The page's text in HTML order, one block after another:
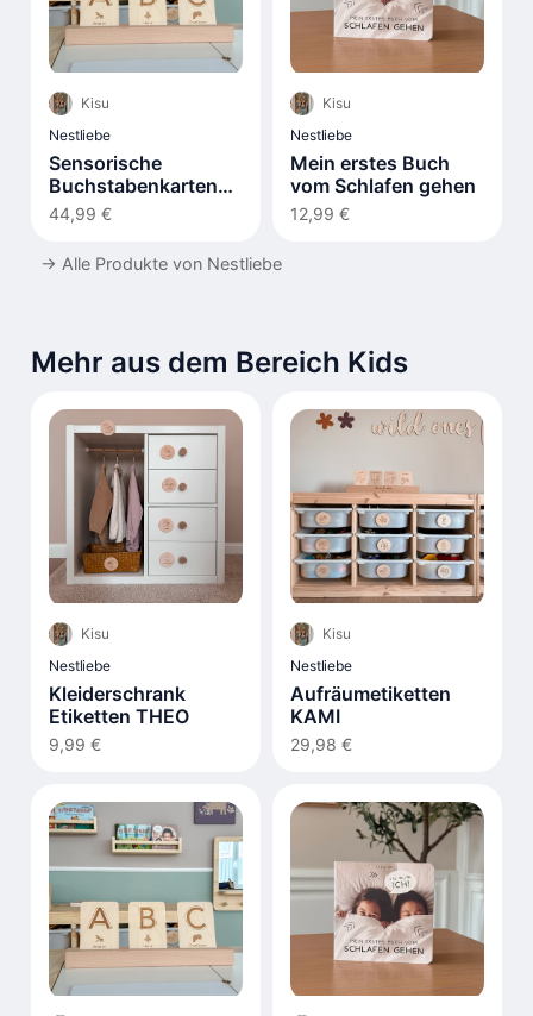
Kisu
Nestliebe
Sensorische
Buchstabenkarten
LIV
44,99 €
Kisu
Nestliebe
Mein erstes Buch
vom Schlafen gehen
12,99 €
→ Alle Produkte von Nestliebe
Mehr aus dem Bereich Kids
Kisu
Nestliebe
Kleiderschrank
Etiketten THEO
9,99 €
Kisu
Nestliebe
Aufräumetiketten
KAMI
29,98 €